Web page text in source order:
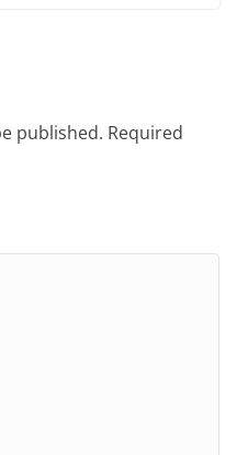
published. Required